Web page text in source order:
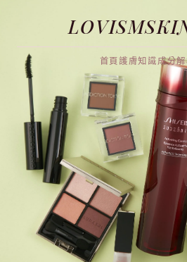
首頁護膚知識成分